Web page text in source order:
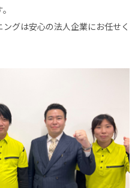
グは安心の法人企業にお任せく